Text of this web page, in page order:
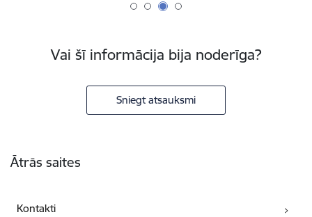
Vai šī informācija bija noderīga?
Sniegt atsauksmi
Ātrās saites
Kontakti